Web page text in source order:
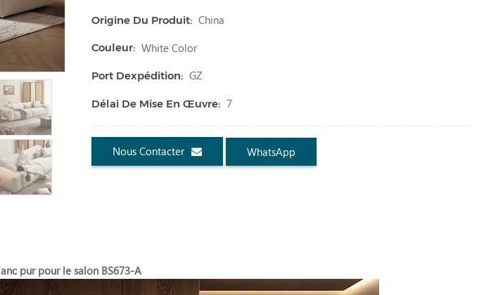
Origine Du Produit: China
Couleur: White Color
Port Dexpédition: GZ
Délai De Mise En Œuvre: 7
Nous Contacter WhatsApp
pur pour le salon BS673-A